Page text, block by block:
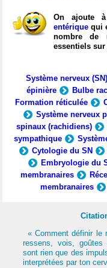
On ajoute
entérique qui
nombre de
essentiels
Système nerveux (SN)
épinière
Bulbe
Formation réticulée
Système nerveux
spinaux (rachidiens)
sympathique
Cytologie du SN
Embryologie du
membranaires
membranaires
« Comment définir le
ressens, vois, goûtes
sont rien que des
interprétées par ton